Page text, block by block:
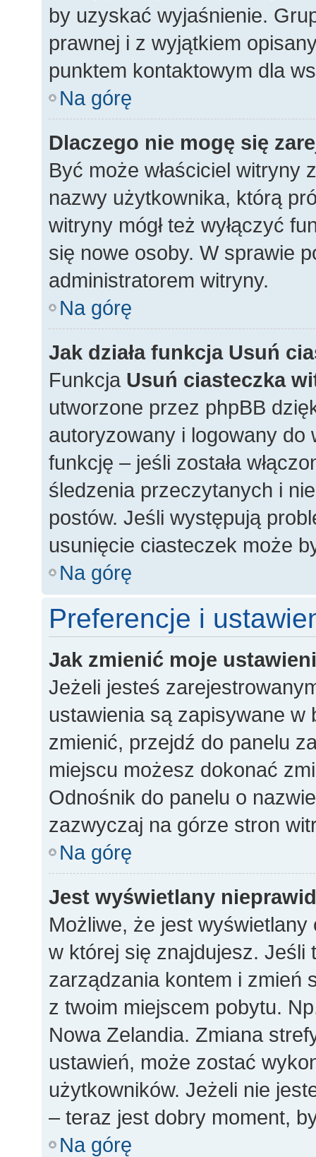
by uzyskać wyjaśnienie.
prawnej i z wyjątkiem
punktem kontaktowym dla
Na górę
Dlaczego nie mogę się
Być może właściciel witryny
nazwy użytkownika, którą
witryny mógł też wyłączyć
się nowe osoby. W sprawie
administratorem witryny.
Na górę
Jak działa funkcja Usuń
Funkcja Usuń ciasteczka
utworzone przez phpBB
autoryzowany i logowany do
funkcję – jeśli została
śledzenia przeczytanych i
postów. Jeśli występują
usunięcie ciasteczek może
Na górę
Preferencje i
Jak zmienić moje
Jeżeli jesteś
ustawienia są zapisywane w
zmienić, przejdź do panelu
miejscu możesz dokonać
Odnośnik do panelu o
zazwyczaj na górze stron
Na górę
Jest wyświetlany
Możliwe, że jest
w której się znajdujesz. Jeśli
zarządzania kontem i zmień
z twoim miejscem pobytu.
Nowa Zelandia. Zmiana
ustawień, może zostać
użytkowników. Jeżeli nie
– teraz jest dobry moment,
Na górę